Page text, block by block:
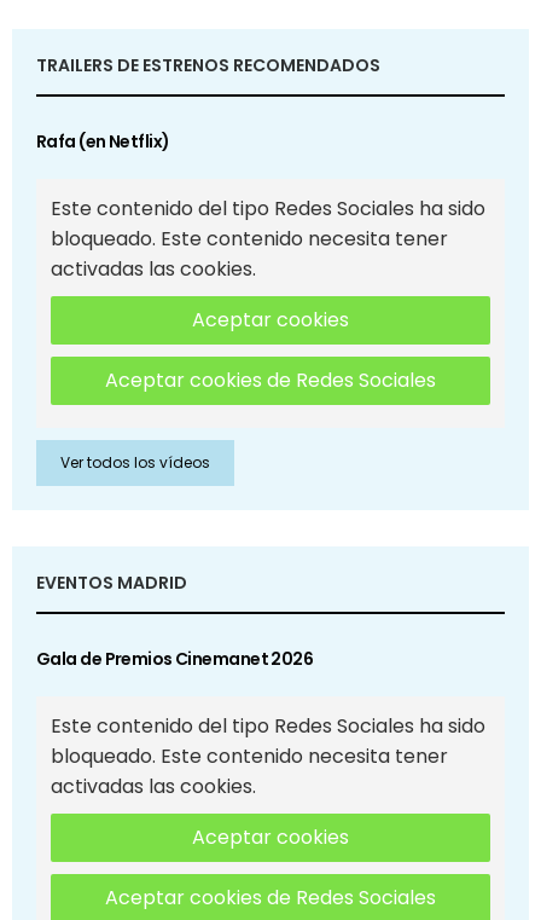
TRAILERS DE ESTRENOS RECOMENDADOS
Rafa (en Netflix)
Este contenido del tipo Redes Sociales ha sido
bloqueado. Este contenido necesita tener
activadas las cookies.
Aceptar cookies
Aceptar cookies de Redes Sociales
Ver todos los vídeos
EVENTOS MADRID
Gala de Premios Cinemanet 2026
Este contenido del tipo Redes Sociales ha sido
bloqueado. Este contenido necesita tener
activadas las cookies.
Aceptar cookies
Aceptar cookies de Redes Sociales